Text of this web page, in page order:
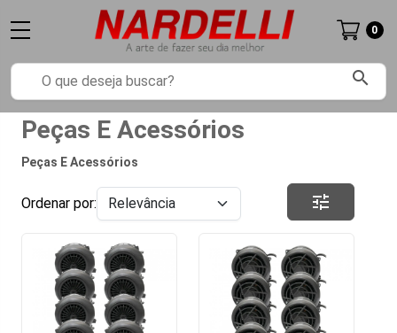
search
0
Peças E Acessórios
Peças E Acessórios
Ordenar por: tune